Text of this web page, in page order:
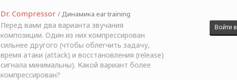
Dr. Compressor / Динамика ear training
Перед вами два варианта звучания
композиции. Один из них компрессирован
сильнее другого (чтобы облегчить задачу,
время атаки (attack) и восстановления (release)
сигнала минимальны). Какой вариант более
компрессирован?
Войти